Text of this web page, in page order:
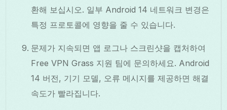
환해 보십시오. 일부 Android 14 네트워크 변경은
특정 프로토콜에 영향을 줄 수 있습니다.
문제가 지속되면 앱 로그나 스크린샷을 캡처하여
Free VPN Grass 지원 팀에 문의하세요. Android
14 버전, 기기 모델, 오류 메시지를 제공하면 해결
속도가 빨라집니다.